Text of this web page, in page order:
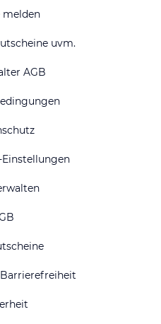
melden
uvm.
AGB